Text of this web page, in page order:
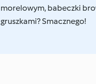
morelowym, babeczki
gruszkami? Smacznego!